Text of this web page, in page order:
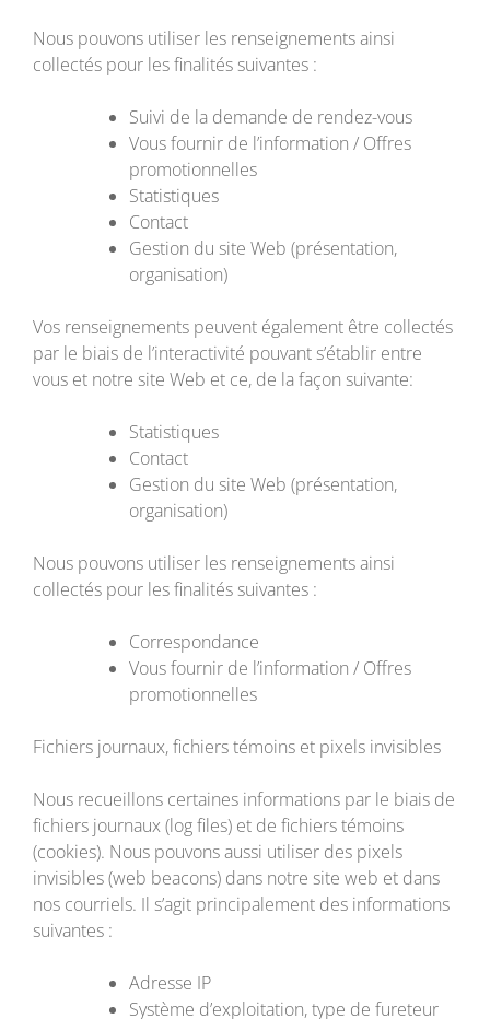
Nous pouvons utiliser les renseignements ainsi
collectés pour les finalités suivantes :
Suivi de la demande de rendez-vous
Vous fournir de l’information / Offres
promotionnelles
Statistiques
Contact
Gestion du site Web (présentation,
organisation)
Vos renseignements peuvent également être collectés
par le biais de l’interactivité pouvant s’établir entre
vous et notre site Web et ce, de la façon suivante:
Statistiques
Contact
Gestion du site Web (présentation,
organisation)
Nous pouvons utiliser les renseignements ainsi
collectés pour les finalités suivantes :
Correspondance
Vous fournir de l’information / Offres
promotionnelles
Fichiers journaux, fichiers témoins et pixels invisibles
Nous recueillons certaines informations par le biais de
fichiers journaux (log files) et de fichiers témoins
(cookies). Nous pouvons aussi utiliser des pixels
invisibles (web beacons) dans notre site web et dans
nos courriels. Il s’agit principalement des informations
suivantes :
Adresse IP
Système d’exploitation, type de fureteur